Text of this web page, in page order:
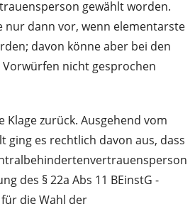
gewählt worden.
nur dann vor, wenn elementarste
davon könne aber bei den
nicht gesprochen
Klage zurück. Ausgehend vom
ging es rechtlich davon aus, dass
des § 22a Abs 11 BEinstG -
die Wahl der